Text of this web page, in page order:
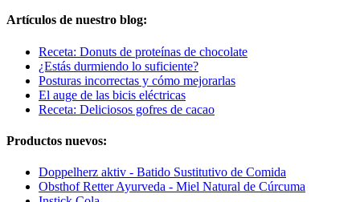
Artículos de nuestro blog:
Receta: Donuts de proteínas de chocolate
¿Estás durmiendo lo suficiente?
Posturas incorrectas y cómo mejorarlas
El auge de las bicis eléctricas
Receta: Deliciosos gofres de cacao
Productos nuevos:
Doppelherz aktiv - Batido Sustitutivo de Comida
Obsthof Retter Ayurveda - Miel Natural de Cúrcuma